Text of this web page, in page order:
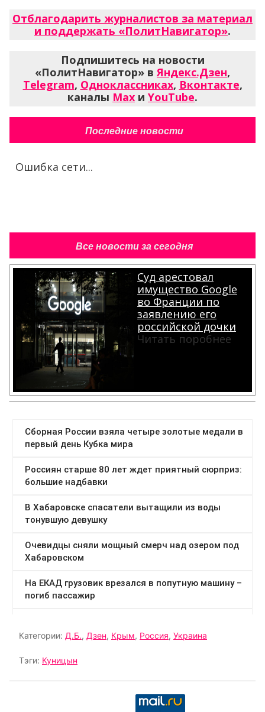
Отблагодарить журналистов за материал
и поддержать «ПолитНавигатор».
Подпишитесь на новости
«ПолитНавигатор» вЯндекс.Дзен,
Telegram, Одноклассниках, Вконтакте,
каналы Max и YouTube.
Последние новости
Ошибка сети...
Все новости за сегодня
Суд арестовал
имущество Google
во Франции по
заявлению его
российской дочки
Читать поробнее
Категории: Д.Б., Дзен, Крым, Россия, Украина
Тэги: Куницын